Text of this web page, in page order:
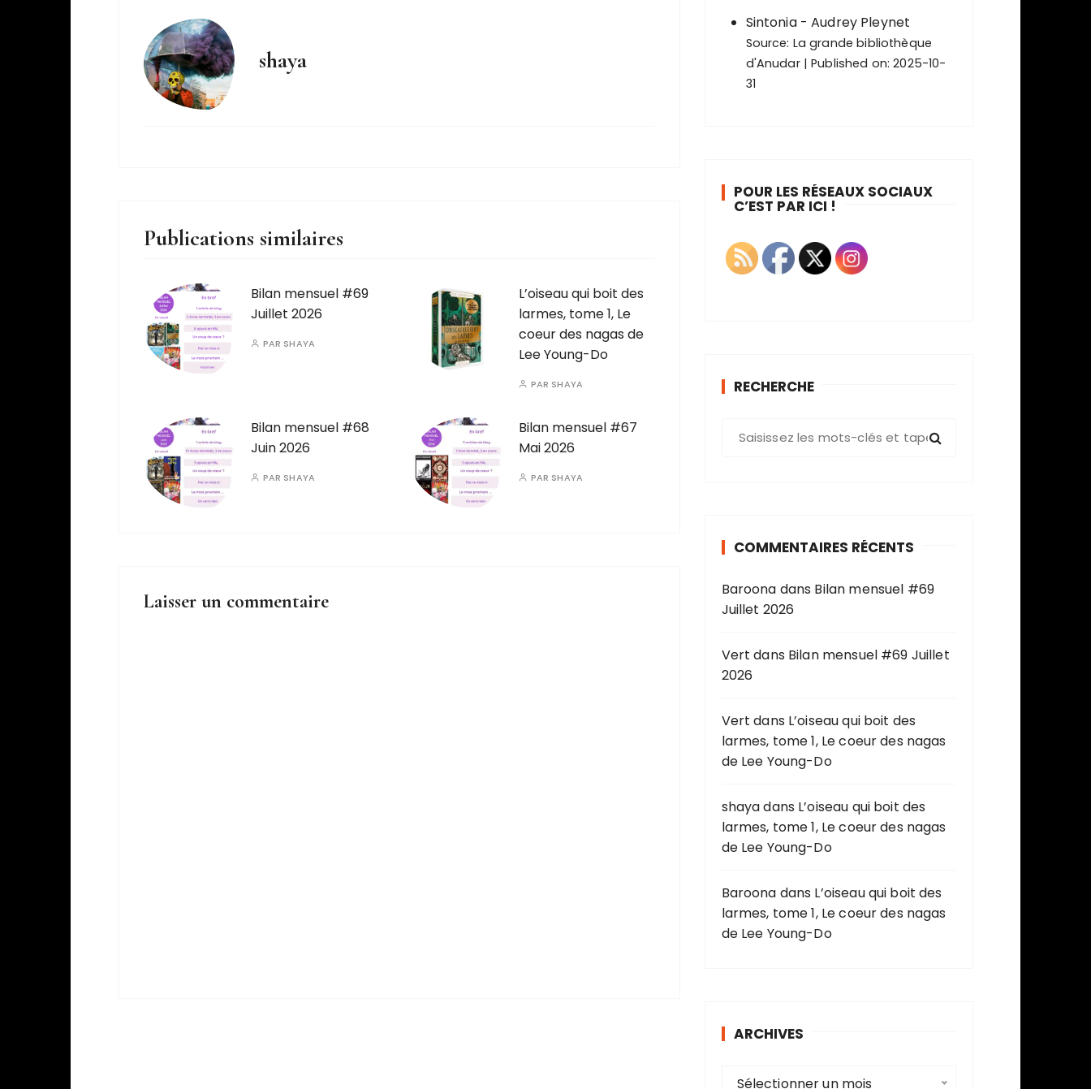
shaya
Publications similaires
Bilan mensuel #69
Juillet 2026
PAR SHAYA
L’oiseau qui boit des
larmes, tome 1, Le
coeur des nagas de
Lee Young-Do
PAR SHAYA
Bilan mensuel #68
Juin 2026
PAR SHAYA
Bilan mensuel #67
Mai 2026
PAR SHAYA
Laisser un commentaire
Sintonia - Audrey Pleynet
Source: La grande bibliothèque
d'Anudar
Published on: 2025-10-
31
POUR LES RÉSEAUX SOCIAUX
C’EST PAR ICI !
RECHERCHE
e
p
u
r
:
COMMENTAIRES RÉCENTS
Baroona dans Bilan mensuel #69
Juillet 2026
Vert dans Bilan mensuel #69 Juillet
2026
Vert dans L’oiseau qui boit des
larmes, tome 1, Le coeur des nagas
de Lee Young-Do
shayadans L’oiseau qui boit des
larmes, tome 1, Le coeur des nagas
de Lee Young-Do
Baroona dans L’oiseau qui boit des
larmes, tome 1, Le coeur des nagas
de Lee Young-Do
ARCHIVES
Sélectionner un mois